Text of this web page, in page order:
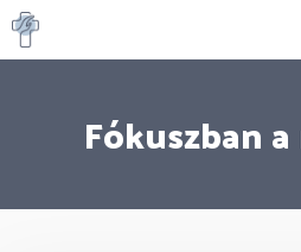
Kilépés
a
Fókuszban